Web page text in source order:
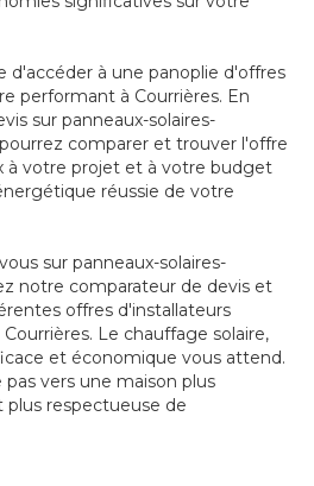
d'accéder à une panoplie d'offres
performant à Courrières. En
sur panneaux-solaires-
comparer et trouver l'offre
à votre projet et à votre budget
réussie de votre
sur panneaux-solaires-
notre comparateur de devis et
offres d'installateurs
Le chauffage solaire,
et économique vous attend.
vers une maison plus
respectueuse de